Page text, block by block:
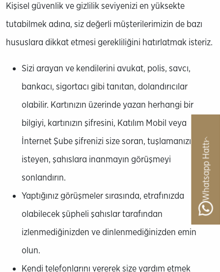
Kişisel güvenlik ve gizlilik seviyenizi en yüksekte
tutabilmek adına, siz değerli müşterilerimizin de bazı
hususlara dikkat etmesi gerekliliğini hatırlatmak isteriz.
Sizi arayan ve kendilerini avukat, polis, savcı,
bankacı, sigortacı gibi tanıtan, dolandırıcılar
olabilir. Kartınızın üzerinde yazan herhangi bir
bilgiyi, kartınızın şifresini, Katılım Mobil veya
İnternet Şube şifrenizi size soran, tuşlamanızı
isteyen, şahıslara inanmayın görüşmeyi
sonlandırın.
Yaptığınız görüşmeler sırasında, etrafınızda
olabilecek şüpheli şahıslar tarafından
izlenmediğinizden ve dinlenmediğinizden emin
olun.
Kendi telefonlarını vererek size yardım etmek
Whatsapp Hattı